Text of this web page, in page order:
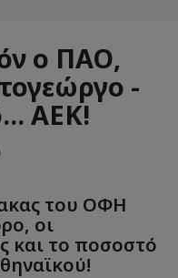
ο ΠΑΟ,
-
ΑΕΚ!
του ΟΦΗ
οι
και το ποσοστό